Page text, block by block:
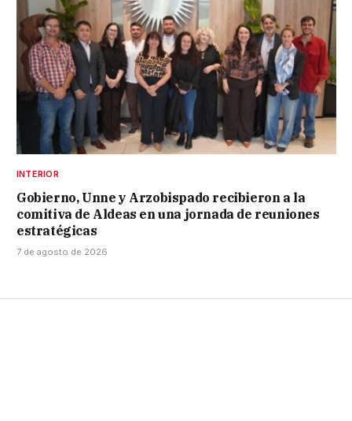
INTERIOR
Gobierno, Unne y Arzobispado recibieron a la
comitiva de Aldeas en una jornada de reuniones
estratégicas
7 de agosto de 2026